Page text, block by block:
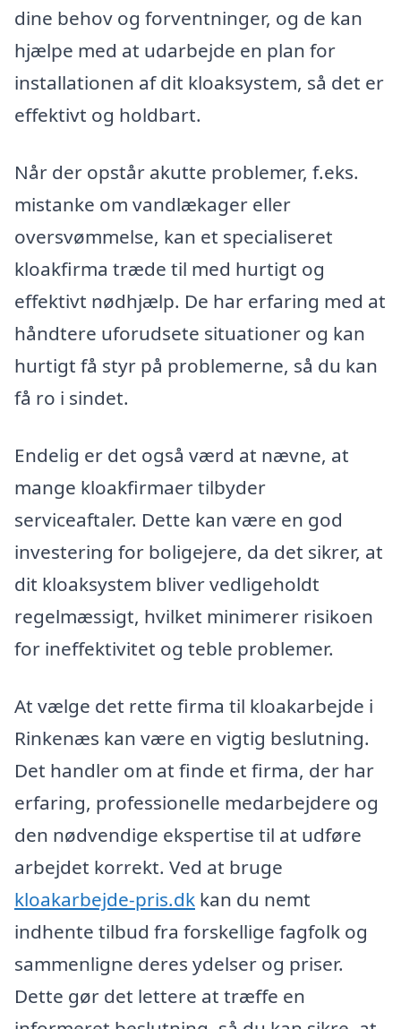
dine behov og forventninger, og de kan
hjælpe med at udarbejde en plan for
installationen af dit kloaksystem, så det er
effektivt og holdbart.
Når der opstår akutte problemer, f.eks.
mistanke om vandlækager eller
oversvømmelse, kan et specialiseret
kloakfirma træde til med hurtigt og
effektivt nødhjælp. De har erfaring med at
håndtere uforudsete situationer og kan
hurtigt få styr på problemerne, så du kan
få ro i sindet.
Endelig er det også værd at nævne, at
mange kloakfirmaer tilbyder
serviceaftaler. Dette kan være en god
investering for boligejere, da det sikrer, at
dit kloaksystem bliver vedligeholdt
regelmæssigt, hvilket minimerer risikoen
for ineffektivitet og teble problemer.
At vælge det rette firma til kloakarbejde i
Rinkenæs kan være en vigtig beslutning.
Det handler om at finde et firma, der har
erfaring, professionelle medarbejdere og
den nødvendige ekspertise til at udføre
arbejdet korrekt. Ved at bruge
kloakarbejde-pris.dk kan du nemt
indhente tilbud fra forskellige fagfolk og
sammenligne deres ydelser og priser.
Dette gør det lettere at træffe en